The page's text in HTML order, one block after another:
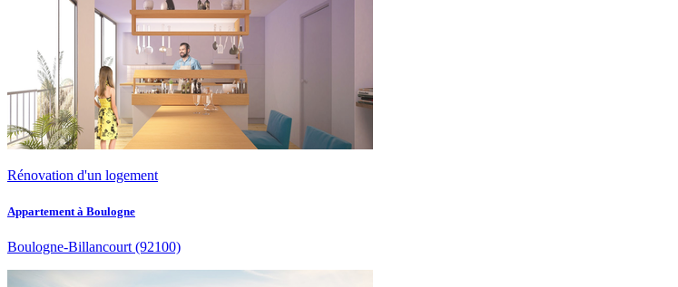
Rénovation d'un logement
Appartement à Boulogne
Boulogne-Billancourt (92100)